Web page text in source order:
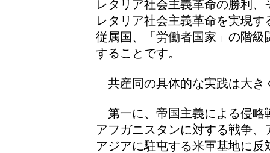
レタリア社会主義革命の勝利
レタリア社会主義革命を実現
従属国、「労働者国家」の階
することです。
共産同の具体的な実践は大き
第一に、帝国主義による侵略
アフガニスタンに対する戦争
アジアに駐屯する米軍基地に